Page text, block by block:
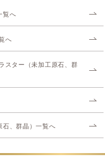
覧へ
へ
スター（未加工原石、群
石、群晶）一覧へ